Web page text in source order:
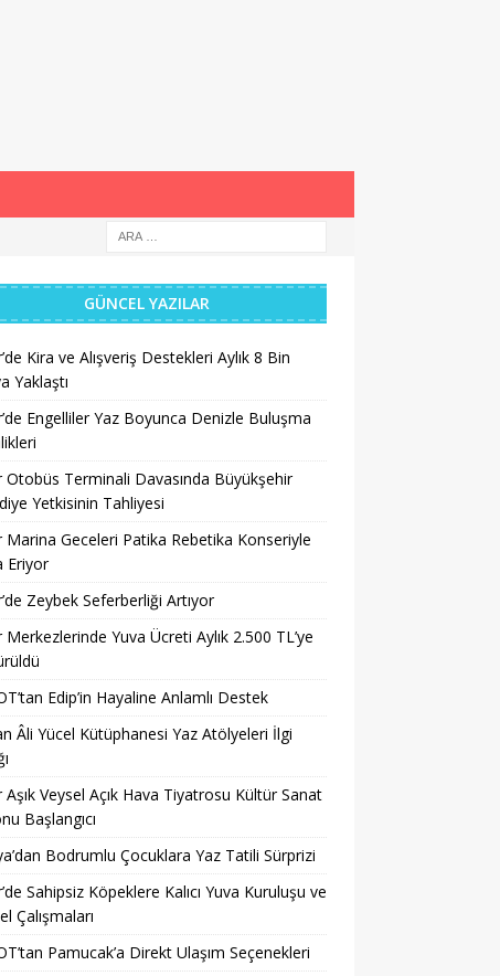
GÜNCEL YAZILAR
Kira ve Alışveriş Destekleri Aylık 8 Bin
Yaklaştı
Engelliler Yaz Boyunca Denizle Buluşma
Otobüs Terminali Davasında Büyükşehir
Yetkisinin Tahliyesi
Marina Geceleri Patika Rebetika Konseriyle
Eriyor
Zeybek Seferberliği Artıyor
Merkezlerinde Yuva Ücreti Aylık 2.500 TL’ye
Edip’in Hayaline Anlamlı Destek
Âli Yücel Kütüphanesi Yaz Atölyeleri İlgi
Aşık Veysel Açık Hava Tiyatrosu Kültür Sanat
Başlangıcı
Bodrumlu Çocuklara Yaz Tatili Sürprizi
Sahipsiz Köpeklere Kalıcı Yuva Kuruluşu ve
Çalışmaları
Pamucak’a Direkt Ulaşım Seçenekleri